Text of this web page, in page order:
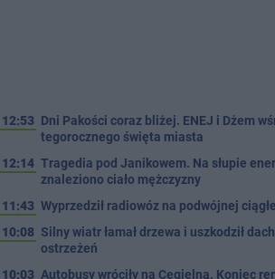
12:53 Dni Pakości coraz bliżej. ENEJ i Dżem
tegorocznego święta miasta
12:14 Tragedia pod Janikowem. Na słupie
znaleziono ciało mężczyzny
11:43 Wyprzedził radiowóz na podwójnej
10:08 Silny wiatr łamał drzewa i uszkodził
ostrzeżeń
10:03 Autobusy wróciły na Cegielną. Koniec